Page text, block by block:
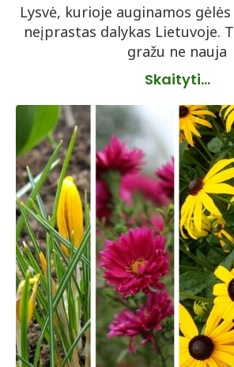
Lysvė, kurioje auginamos
neįprastas dalykas Lietuvoje.
gražu ne nauja
Skaityti...